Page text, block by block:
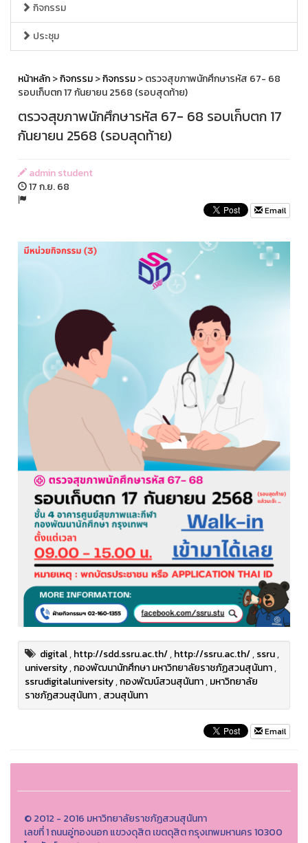
กิจกรรม
ประชุม
หน้าหลัก>กิจกรรม>กิจกรรม> ตรวจสุขภาพนักศึกษารหัส 67- 68
รอบเก็บตก 17 กันยายน 2568 (รอบสุดท้าย)
ตรวจสุขภาพนักศึกษารหัส 67- 68 รอบเก็บตก 17
กันยายน 2568 (รอบสุดท้าย)
admin student
17 ก.ย. 68
Email
digital,http://sdd.ssru.ac.th/,http://ssru.ac.th/,ssru,
university,กองพัฒนานักศึกษา มหาวิทยาลัยราชภัฏสวนสุนันทา,
ssrudigitaluniversity,กองพัฒน์สวนสุนันทา,มหาวิทยาลัย
ราชภัฏสวนสุนันทา,สวนสุนันทา
Email
© 2012 - 2016 มหาวิทยาลัยราชภัฏสวนสุนันทา
เลขที่ 1 ถนนอู่ทองนอก แขวงดุสิต เขตดุสิต กรุงเทพมหานคร 10300